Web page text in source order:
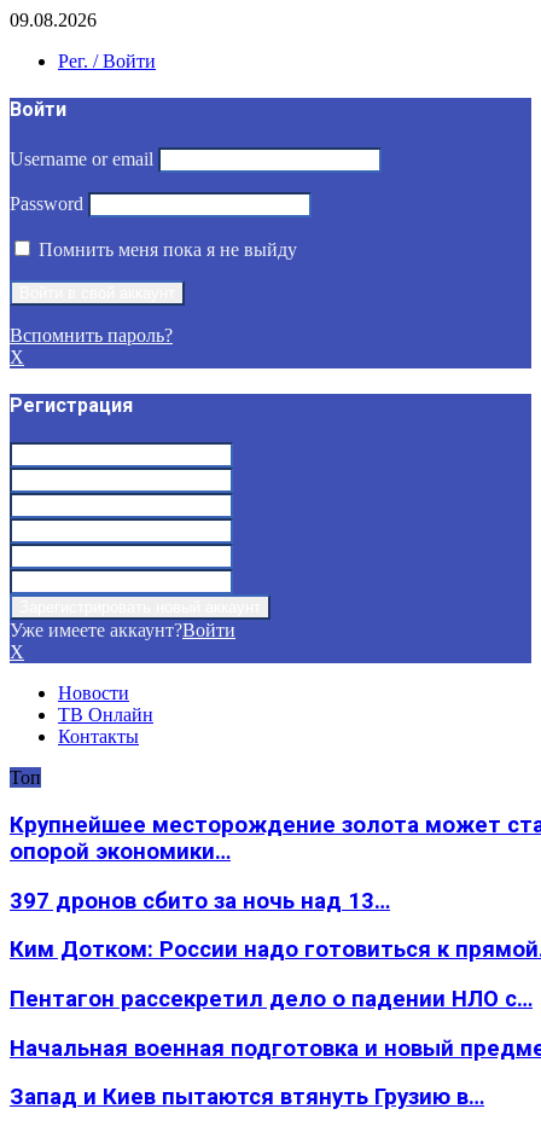
09.08.2026
Рег. / Войти
Войти
Username or email
Password
Помнить меня пока я не выйду
Вспомнить пароль?
X
Регистрация
Уже имеете аккаунт?Войти
X
Новости
ТВ Онлайн
Контакты
Топ
Крупнейшее месторождение золота может
опорой экономики…
397 дронов сбито за ночь над 13…
Ким Дотком: России надо готовиться к
Пентагон рассекретил дело о падении НЛО с…
Начальная военная подготовка и новый
Запад и Киев пытаются втянуть Грузию в…